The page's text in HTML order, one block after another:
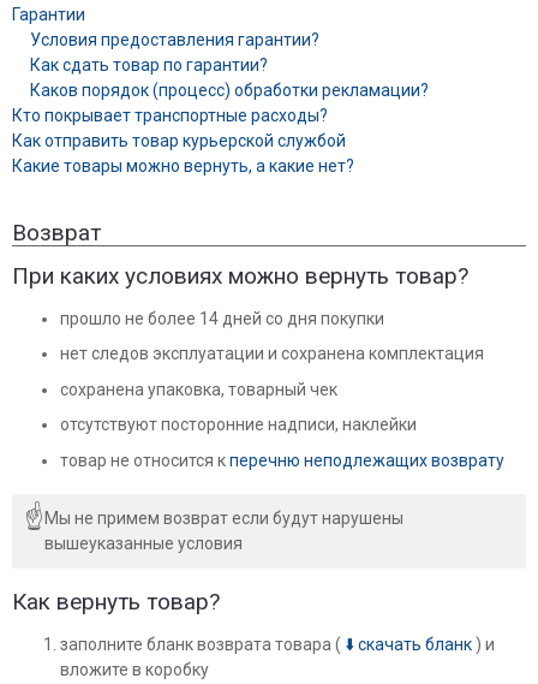
Гарантии
Условия предоставления гарантии?
Как сдать товар по гарантии?
Каков порядок (процесс) обработки рекламации?
Кто покрывает транспортные расходы?
Как отправить товар курьерской службой
Какие товары можно вернуть, а какие нет?
Возврат
При каких условиях можно вернуть товар?
прошло не более 14 дней со дня покупки
нет следов эксплуатации и сохранена комплектация
сохранена упаковка, товарный чек
отсутствуют посторонние надписи, наклейки
товар не относится кперечню неподлежащих возврату
☝ Мы не примем возврат если будут нарушены
вышеуказанные условия
Как вернуть товар?
заполните бланк возврата товара ( ⬇️скачать бланк) и
вложите в коробку